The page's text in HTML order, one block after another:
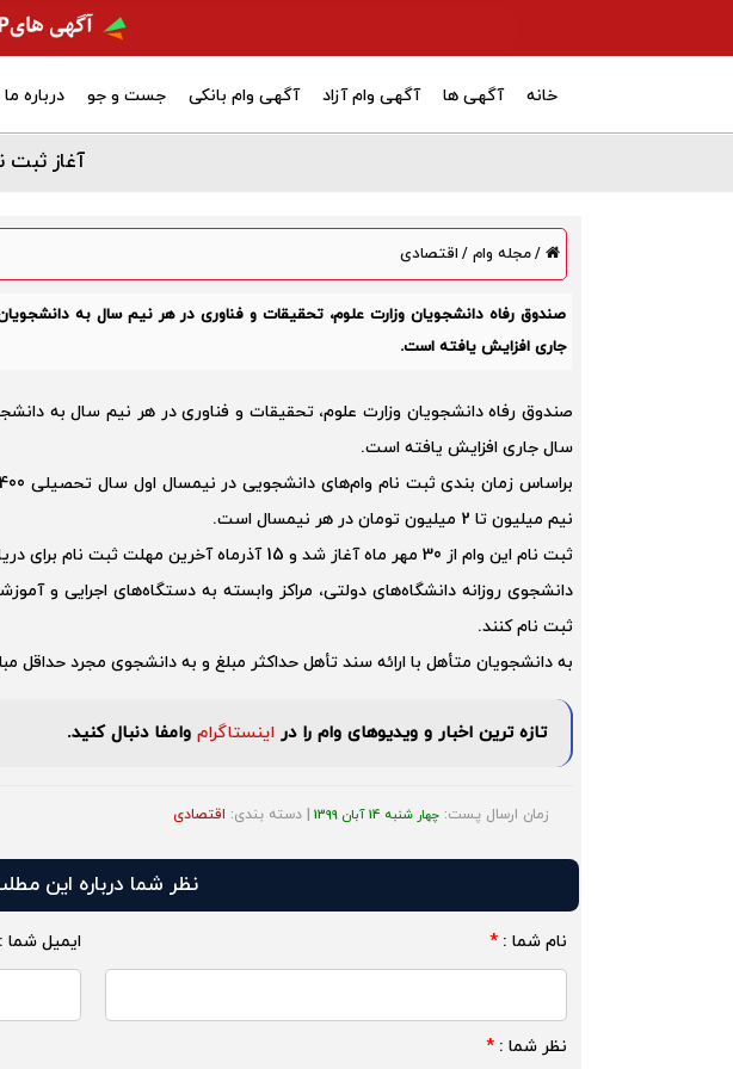
خانه آگهی ها آگهی وام آزاد آگهی وام بانکی جست و جو درباره ما
آغاز ثبت
/مجله وام / اقتصادی
صندوق رفاه دانشجویان وزارت علوم، تحقیقات و فناوری در هر نیم سال به
جاری افزایش یافته است.
صندوق رفاه دانشجویان وزارت علوم، تحقیقات و فناوری در هر نیم سال به
سال جاری افزایش یافته است.
نیم میلیون تا 2 میلیون تومان در هر نیمسال است.
ثبت نام این وام از 30 مهر ماه آغاز شد و 15 آذرماه آخرین مهلت ثبت نام برای دریافت این وام است
دانشجوی روزانه دانشگاه‌های دولتی، مراکز وابسته به دستگاه‌های اجرایی و
ثبت نام کنند.
به دانشجویان متأهل با ارائه سند تأهل حداکثر مبلغ و به دانشجوی مجرد حداقل
تازه ترین اخبار و ویدیوهای وام را در اینستاگرام وامفا دنبال کنید.
زمان ارسال پست: چهار شنبه 14 آبان 1399 | دسته بندی: اقتصادی
نظر شما درباره این
نام شما : * ایمیل شما :
نظر شما : *